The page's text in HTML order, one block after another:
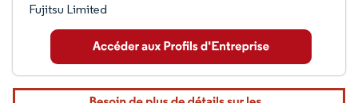
Fujitsu Limited